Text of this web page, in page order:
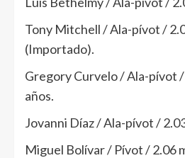
Tony Mitchell / Ala-pívot /
(Importado).
Gregory Curvelo / Ala-pívot
años.
Jovanni Díaz / Ala-pívot /
Miguel Bolívar / Pívot / 2.06